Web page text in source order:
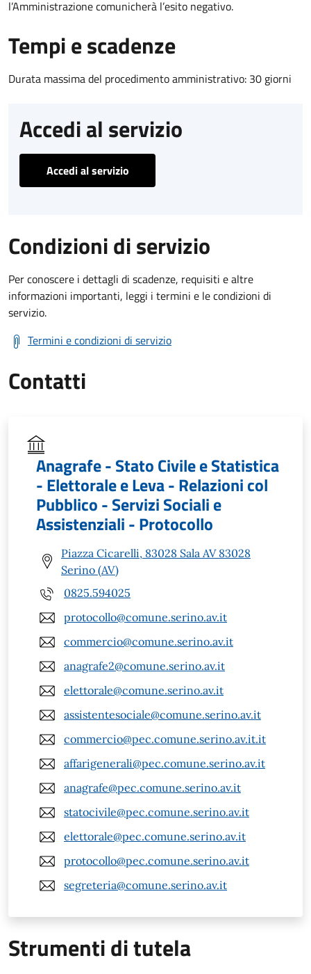
l’Amministrazione comunicherà l’esito negativo.
Tempi e scadenze
Durata massima del procedimento amministrativo: 30 giorni
Accedi al servizio
Accedi al servizio
Condizioni di servizio
Per conoscere i dettagli di scadenze, requisiti e altre
informazioni importanti, leggi i termini e le condizioni di
servizio.
Termini e condizioni di servizio
Contatti
Anagrafe - Stato Civile e Statistica
- Elettorale e Leva - Relazioni col
Pubblico - Servizi Sociali e
Assistenziali - Protocollo
Piazza Cicarelli, 83028 Sala AV 83028
Serino (AV)
0825.594025
protocollo@comune.serino.av.it
commercio@comune.serino.av.it
anagrafe2@comune.serino.av.it
elettorale@comune.serino.av.it
assistentesociale@comune.serino.av.it
commercio@pec.comune.serino.av.it.it
affarigenerali@pec.comune.serino.av.it
anagrafe@pec.comune.serino.av.it
statocivile@pec.comune.serino.av.it
elettorale@pec.comune.serino.av.it
protocollo@pec.comune.serino.av.it
segreteria@comune.serino.av.it
Strumenti di tutela